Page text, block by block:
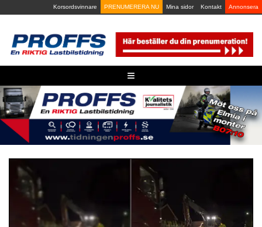
to
Korsordsvinnare PRENUMERERA NU Mina sidor Kontakt Annonsera
≡